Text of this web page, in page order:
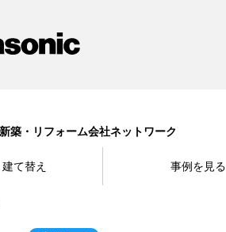
築・リフォーム会社ネットワーク
て替え 事例を見る